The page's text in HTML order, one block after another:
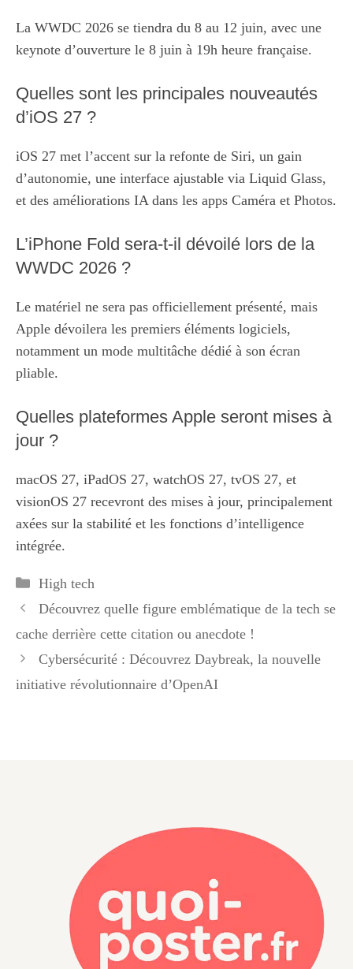
La WWDC 2026 se tiendra du 8 au 12 juin, avec une
keynote d’ouverture le 8 juin à 19h heure française.
Quelles sont les principales nouveautés
d’iOS 27 ?
iOS 27 met l’accent sur la refonte de Siri, un gain
d’autonomie, une interface ajustable via Liquid Glass,
et des améliorations IA dans les apps Caméra et Photos.
L’iPhone Fold sera-t-il dévoilé lors de la
WWDC 2026 ?
Le matériel ne sera pas officiellement présenté, mais
Apple dévoilera les premiers éléments logiciels,
notamment un mode multitâche dédié à son écran
pliable.
Quelles plateformes Apple seront mises à
jour ?
macOS 27, iPadOS 27, watchOS 27, tvOS 27, et
visionOS 27 recevront des mises à jour, principalement
axées sur la stabilité et les fonctions d’intelligence
intégrée.
Catégories
High tech
Découvrez quelle figure emblématique de la tech se
cache derrière cette citation ou anecdote !
Cybersécurité : Découvrez Daybreak, la nouvelle
initiative révolutionnaire d’OpenAI